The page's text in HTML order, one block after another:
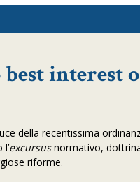
interest
della recentissima
excursusnormativo,
riforme.